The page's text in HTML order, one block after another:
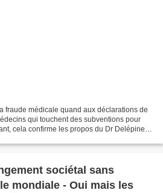
fraude médicale quand aux déclarations de
qui touchent des subventions pour
cela confirme les propos du Dr Delépine
sociétal sans
mondiale - Oui mais les